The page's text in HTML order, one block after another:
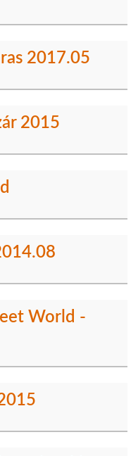
2017.05
2015
World -